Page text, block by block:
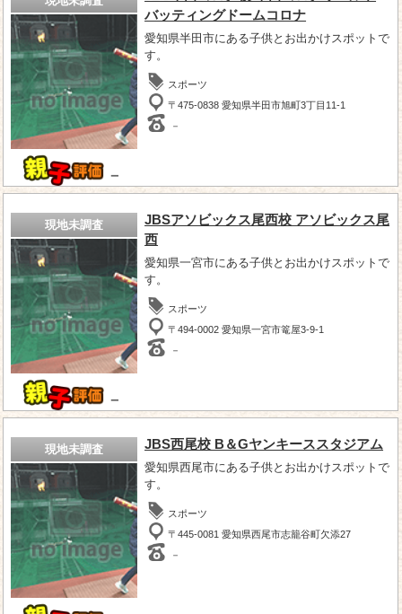
－
バッティングドームコロナ
愛知県半田市にある子供とお出かけスポットで
す。
スポーツ
〒475-0838 愛知県半田市旭町3丁目11-1
－
現地未調査
－
JBSアソビックス尾西校 アソビックス尾
西
愛知県一宮市にある子供とお出かけスポットで
す。
スポーツ
〒494-0002 愛知県一宮市篭屋3-9-1
－
現地未調査 JBS西尾校 B＆Gヤンキーススタジアム
愛知県西尾市にある子供とお出かけスポットで
す。
スポーツ
〒445-0081 愛知県西尾市志籠谷町欠添27
－